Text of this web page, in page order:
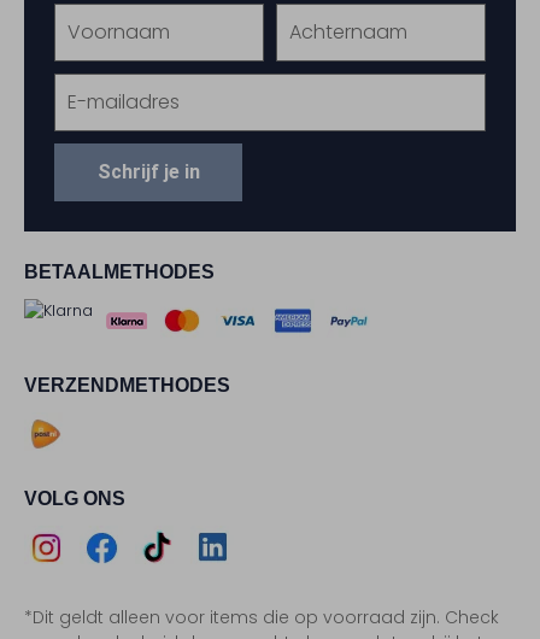
BETAALMETHODES
VERZENDMETHODES
VOLG ONS
Instagram
Facebook
TikTokLinkedIn
*Dit geldt alleen voor items die op voorraad zijn. Check
Schrijf je in